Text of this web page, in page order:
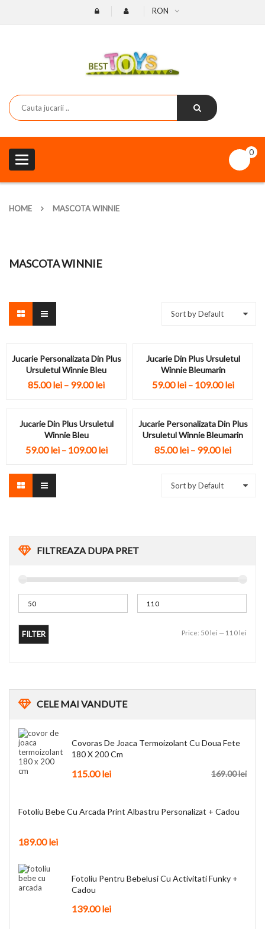
RON
Toggle
navigation
0
HOME MASCOTA WINNIE
FILTREAZA DUPA PRET
FILTER Price: 50 lei — 110 lei
CELEMAI VANDUTE
Covoras De Joaca Termoizolant Cu Doua Fete
180 X 200 Cm
169.00lei
115.00lei
Fotoliu Bebe Cu Arcada Print Albastru Personalizat + Cadou
189.00lei
Fotoliu Pentru Bebelusi Cu Activitati Funky +
Cadou
139.00lei
MASCOTA WINNIE
Sort by Default
Jucarie Personalizata Din Plus
Ursuletul Winnie Bleu
85.00lei – 99.00lei
Jucarie Din Plus Ursuletul
Winnie Bleumarin
59.00lei– 109.00lei
Jucarie Din Plus Ursuletul
Winnie Bleu
59.00lei– 109.00lei
Jucarie Personalizata Din Plus
Ursuletul Winnie Bleumarin
85.00lei – 99.00lei
Sort by Default